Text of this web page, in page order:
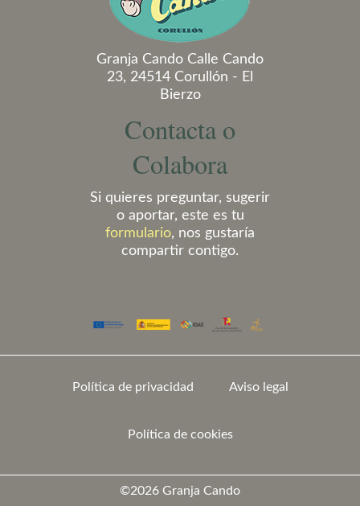
Granja Cando Calle Cando
23, 24514 Corullón - El
Bierzo
Contacta o
Colabora
Si quieres preguntar, sugerir
o aportar, este es tu
formulario, nos gustaría
compartir contigo.
Política de privacidad Aviso legal
Política de cookies
©2026 Granja Cando